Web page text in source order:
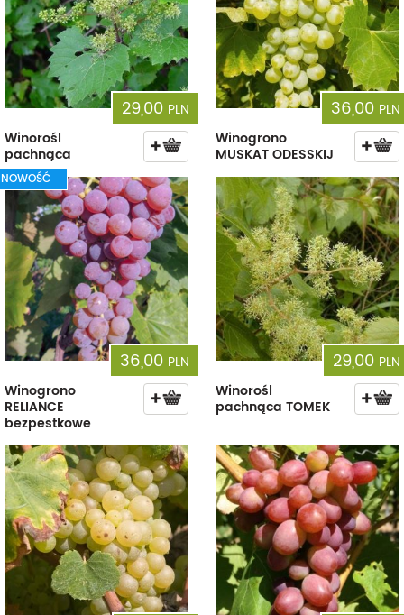
29,00 PLN
Winorośl
pachnąca
36,00 PLN
Winogrono
MUSKAT ODESSKIJ
NOWOŚĆ
36,00 PLN
Winogrono
RELIANCE
bezpestkowe
29,00 PLN
Winorośl
pachnąca TOMEK